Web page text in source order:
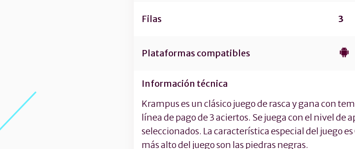
Filas 3
Plataformas compatibles
Información técnica
Krampus es un clásico juego de rasca y gana con
línea de pago de 3 aciertos. Se juega con el nivel de
seleccionados. La característica especial del juego
más alto del juego son las piedras negras.